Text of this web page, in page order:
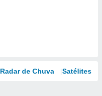
Radar de Chuva Satélites